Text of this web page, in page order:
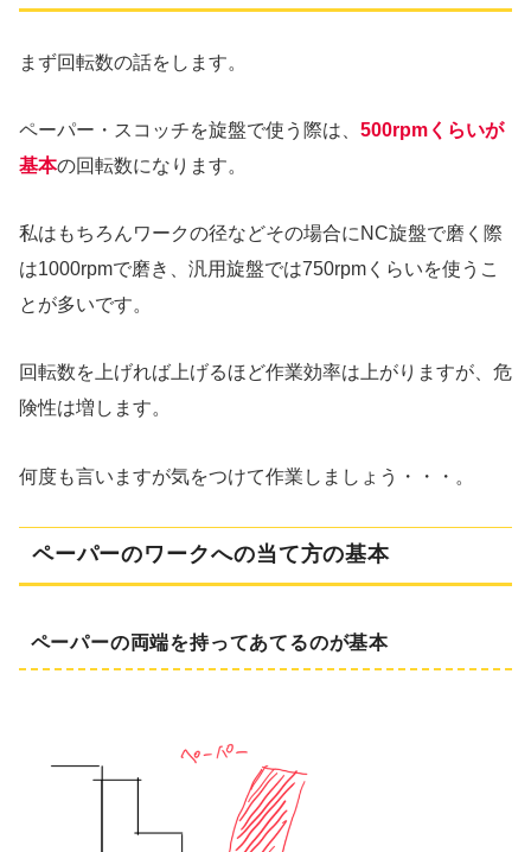
まず回転数の話をします。
ペーパー・スコッチを旋盤で使う際は、 500rpmくらいが
基本の回転数になります。
私はもちろんワークの径などその場合にNC旋盤で磨く際
は1000rpmで磨き、汎用旋盤では750rpmくらいを使うこ
とが多いです。
回転数を上げれば上げるほど作業効率は上がりますが、危
険性は増します。
何度も言いますが気をつけて作業しましょう・・・。
ペーパーのワークへの当て方の基本
ペーパーの両端を持ってあてるのが基本